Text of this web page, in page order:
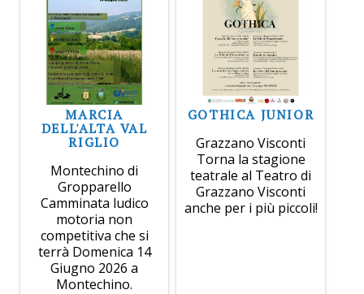
MARCIA
DELL'ALTA VAL
RIGLIO
Montechino di
Gropparello
Camminata ludico
motoria non
competitiva che si
terrà Domenica 14
Giugno 2026 a
Montechino.
GOTHICA JUNIOR
Grazzano Visconti
Torna la stagione
teatrale al Teatro di
Grazzano Visconti
anche per i più piccoli!